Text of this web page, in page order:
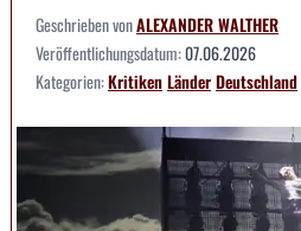
Geschrieben vonALEXANDER WALTHER
Veröffentlichungsdatum:07.06.2026
Kategorien:KritikenLänderDeutschland